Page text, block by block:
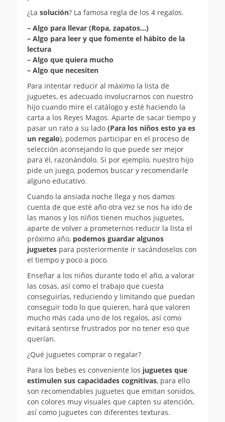
¿La solución? La famosa regla de los 4 regalos.
– Algo para llevar (Ropa, zapatos…)
– Algo para leer y que fomente el hábito de la
lectura
– Algo que quiera mucho
– Algo que necesiten
Para intentar reducir al máximo la lista de
juguetes, es adecuado involucrarnos con nuestro
hijo cuando mire el catálogo y esté haciendo la
carta a los Reyes Magos. Aparte de sacar tiempo y
pasar un rato a su lado (Para los niños esto ya es
un regalo), podemos participar en el proceso de
selección aconsejando lo que puede ser mejor
para él, razonándolo. Si por ejemplo, nuestro hijo
pide un juego, podemos buscar y recomendarle
alguno educativo.
Cuando la ansiada noche llega y nos damos
cuenta de que esté año otra vez se nos ha ido de
las manos y los niños tienen muchos juguetes,
aparte de volver a prometernos reducir la lista el
próximo año, podemos guardar algunos
juguetes para posteriormente ir sacándoselos con
el tiempo y poco a poco.
Enseñar a los niños durante todo el año, a valorar
las cosas, así como el trabajo que cuesta
conseguirlas, reduciendo y limitando que puedan
conseguir todo lo que quieren, hará que valoren
mucho más cada uno de los regalos, así como
evitará sentirse frustrados por no tener eso que
querían.
¿Qué juguetes comprar o regalar?
Para los bebes es conveniente los juguetes que
estimulen sus capacidades cognitivas, para ello
son recomendables juguetes que emitan sonidos,
con colores muy visuales que capten su atención,
así como juguetes con diferentes texturas.